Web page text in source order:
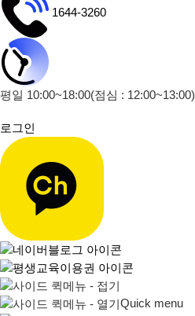
1644-3260
평일 10:00~18:00(점심 : 12:00~13:00)
로그인
Quick menu